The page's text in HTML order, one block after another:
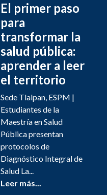
El primer paso
para
transformar la
salud pública:
aprender a leer
el territorio
Sede Tlalpan, ESPM |
Estudiantes de la
Maestría en Salud
Pública presentan
protocolos de
Diagnóstico Integral de
Salud La...
Leer más...